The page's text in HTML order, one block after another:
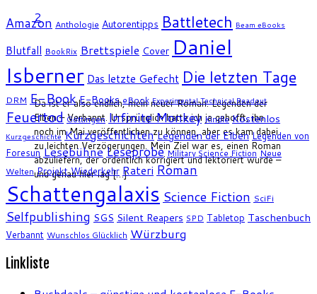
2
Da ist er also endlich, mein neuer Roman: Legenden der
Elben – Verbannt. Ursprünglich hatte ich ja gehofft, ihn
noch im Mai veröffentlichen zu können, aber es kam dabei
zu leichten Verzögerungen. Mein Ziel war es, einen Roman
abzuliefern, der ordentlich korrigiert und lektoriert wurde –
und genau hier lag […]
Amazon Anthologie Autorentipps Battletech Beam eBooks
Blutfall BookRix Brettspiele Cover Daniel
Isberner Das letzte Gefecht Die letzten Tage
DRM E-BookE-Books eBook Experimental Technical Readout
Feuertod Göttingen Infinite Monkey Kindle Kostenlos
Kurzgeschichte KurzgeschichtenLegenden der Elben Legenden von
Foresun Lesebühne Leseprobe Military Science Fiction Neue
Welten Projekt Wiederkehr Rateri Roman
Schattengalaxis Science Fiction SciFi
Selfpublishing SGS Silent Reapers SPD Tabletop Taschenbuch
Verbannt Wunschlos Glücklich Würzburg
Linkliste